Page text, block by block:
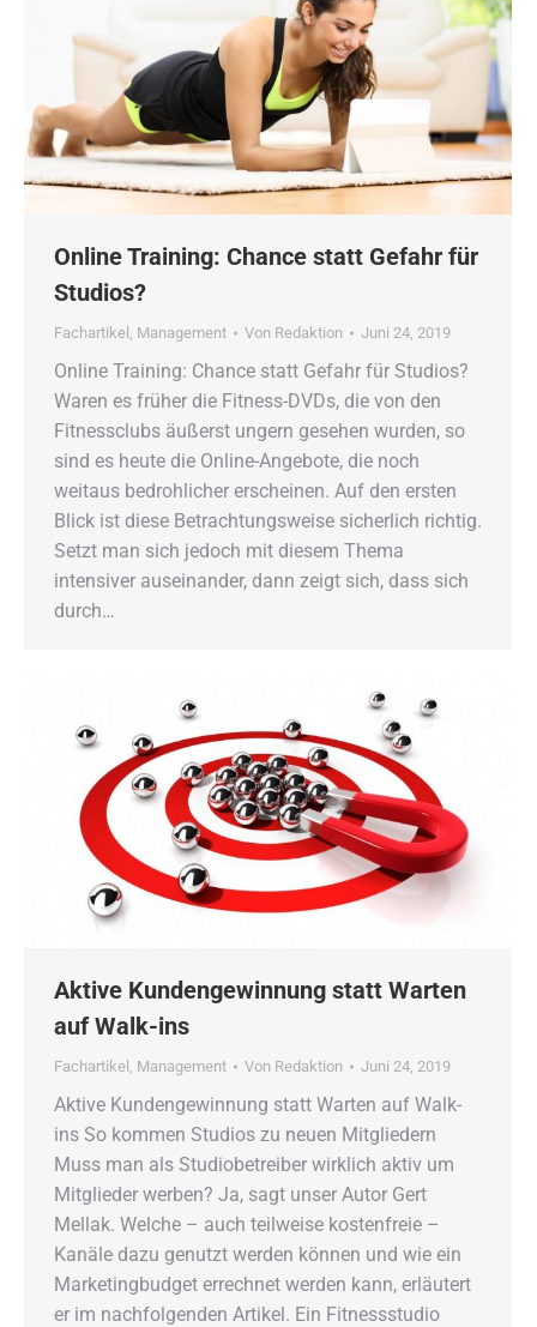
Online Training: Chance statt Gefahr für
Studios?
Fachartikel , Management Von Redaktion Juni 24, 2019
Online Training: Chance statt Gefahr für Studios?
Waren es früher die Fitness-DVDs, die von den
Fitnessclubs äußerst ungern gesehen wurden, so
sind es heute die Online-Angebote, die noch
weitaus bedrohlicher erscheinen. Auf den ersten
Blick ist diese Betrachtungsweise sicherlich richtig.
Setzt man sich jedoch mit diesem Thema
intensiver auseinander, dann zeigt sich, dass sich
durch…
Aktive Kundengewinnung statt Warten
auf Walk-ins
Fachartikel Management Von Redaktion Juni 24, 2019
Aktive Kundengewinnung statt Warten auf Walk-
ins So kommen Studios zu neuen Mitgliedern
Muss man als Studiobetreiber wirklich aktiv um
Mitglieder werben? Ja, sagt unser Autor Gert
Mellak. Welche – auch teilweise kostenfreie –
Kanäle dazu genutzt werden können und wie ein
Marketingbudget errechnet werden kann, erläutert
er im nachfolgenden Artikel. Ein Fitnessstudio